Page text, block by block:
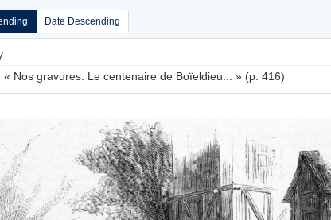
Date Descending
: « Nos gravures. Le centenaire de Boïeldieu... » (p. 416)